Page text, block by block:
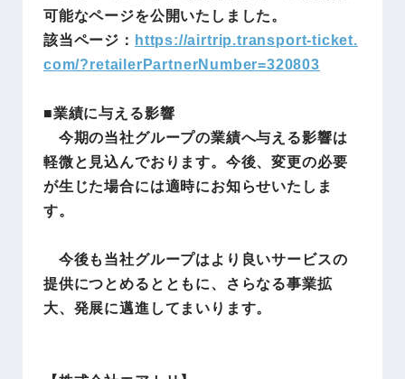
可能なページを公開いたしました。
該当ページ： https://airtrip.transport-ticket.
com/?retailerPartnerNumber=320803
■業績に与える影響
今期の当社グループの業績へ与える影響は
軽微と見込んでおります。今後、変更の必要
が生じた場合には適時にお知らせいたしま
す。
今後も当社グループはより良いサービスの
提供につとめるとともに、さらなる事業拡
大、発展に邁進してまいります。